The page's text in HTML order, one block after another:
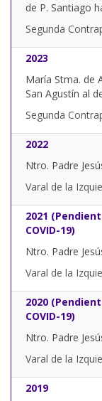
de P. Santiago
Segunda
2023
María Stma. de
San Agustín al
Segunda
2022
Ntro. Padre
Varal de la
2021
COVID-19)
Ntro. Padre
Varal de la
2020
COVID-19)
Ntro. Padre
Varal de la
2019